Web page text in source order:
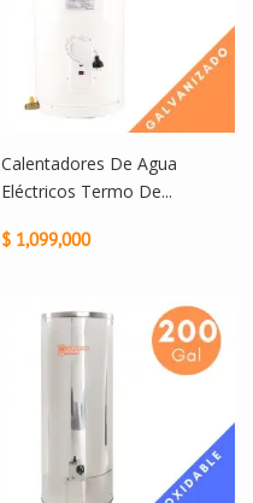
Calentadores De Agua
Eléctricos Termo De...
$ 1,099,000